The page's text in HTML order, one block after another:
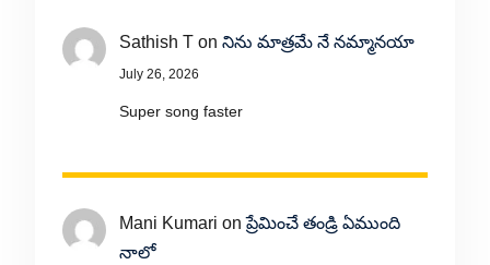
Sathish Ton నిను మాత్రమే నే నమ్మానయా
July 26, 2026
Super song faster
Mani Kumari onప్రేమించే తండ్రి ఏముంది
నాలో